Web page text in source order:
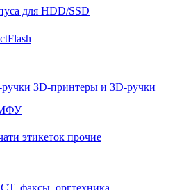
для HDD/SSD
3D-принтеры и 3D-ручки
этикеток прочие
факсы, оргтехника